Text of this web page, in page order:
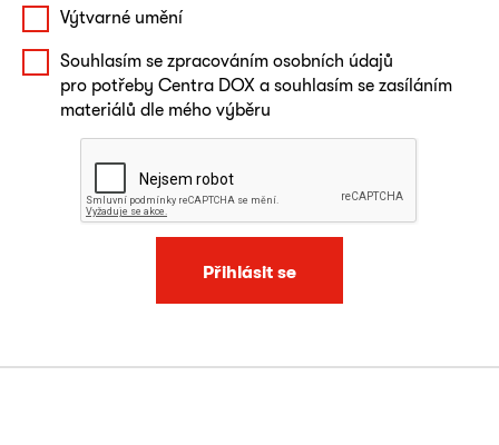
Výtvarné umění
Souhlasím se zpracováním osobních údajů
pro potřeby Centra DOX a souhlasím se zasíláním
materiálů dle mého výběru
Přihlásit se